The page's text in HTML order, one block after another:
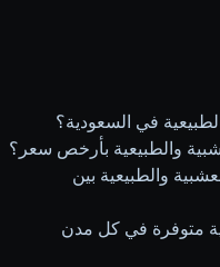
في السعودية؟
والطبيعية بأرخص سعر؟
والطبيعية بين
متوفرة في كل مدن